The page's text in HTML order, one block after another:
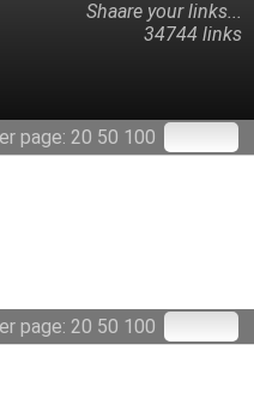
Shaare your links...
34744 links
page: 20 50 100
page: 20 50 100